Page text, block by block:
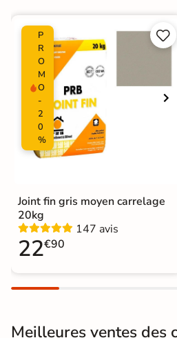
Surface Lisse
Résistant au Gel
Variation de la
couleur
V2
Pièce humides
Plancher
Conditionnement Boite
Choix
Normes
P
R
O
M
O
-
2
0
%


Joint fin gris moyen carrelage
20kg
147 avis
22€90
Meilleures ventes des